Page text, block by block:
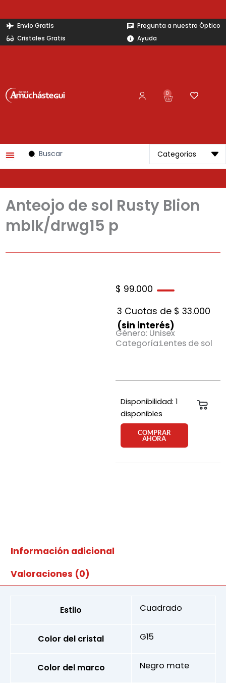
al
contenido
Envio Gratis
Cristales Gratis
Pregunta a nuestro Óptico
Ayuda
0
Carrito
Search
Anteojo de sol Rusty Blion
mblk/drwg15 p
$ 99.000
3 Cuotas de $ 33.000
(sin interés)
Género: Unisex
Categoría:Lentes de sol
Disponibilidad: 1
disponibles
Anteojo
de
Rusty
mblk/drwg15
p
COMPRAR
AHORA
Información adicional
Valoraciones (0)
Estilo Cuadrado
Color del cristal G15
Color del marco Negro mate